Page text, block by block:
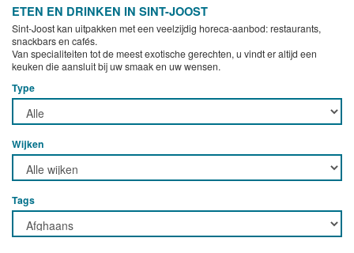
ETEN EN DRINKEN IN SINT-JOOST
Sint-Joost kan uitpakken met een veelzijdig horeca-aanbod: restaurants,
snackbars en cafés.
Van specialiteiten tot de meest exotische gerechten, u vindt er altijd een
keuken die aansluit bij uw smaak en uw wensen.
Type
Wijken
Tags